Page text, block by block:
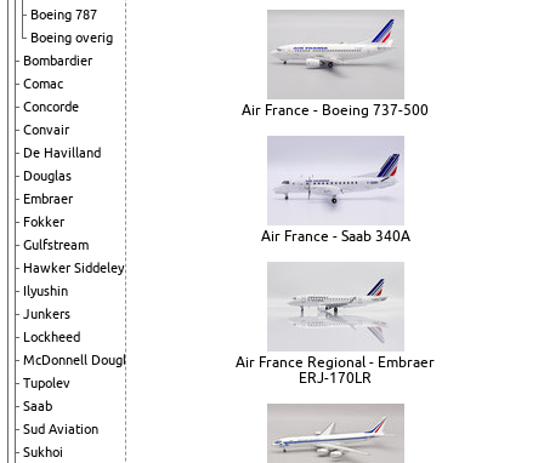
Boeing 787
Boeing overig
Bombardier
Comac
Concorde
Convair
De Havilland
Douglas
Embraer
Fokker
Gulfstream
Hawker Siddeley
Ilyushin
Junkers
Lockheed
McDonnell Douglas
Tupolev
Saab
Sud Aviation
Sukhoi
Air France - Boeing 737-500
Air France - Saab 340A
Air France Regional - Embraer
ERJ-170LR